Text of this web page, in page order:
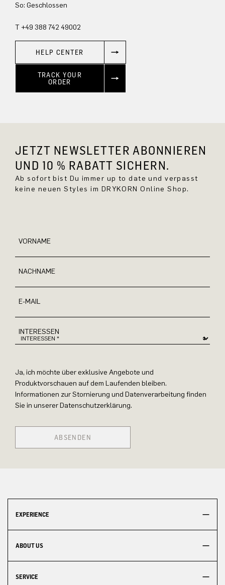
So: Geschlossen
T +49 388 742 49002
HELP CENTER
TRACK YOUR
ORDER
JETZT NEWSLETTER ABONNIEREN
UND 10 % RABATT SICHERN.
Ab sofort bist Du immer up to date und verpasst
keine neuen Styles im DRYKORN Online Shop.
VORNAME
NACHNAME
E-MAIL
INTERESSEN
Ja, ich möchte über exklusive Angebote und
Produktvorschauen auf dem Laufenden bleiben.
Informationen zur Stornierung und Datenverarbeitung finden
Sie in unserer Datenschutzerklärung.
ABSENDEN
EXPERIENCE
ABOUT US
SERVICE